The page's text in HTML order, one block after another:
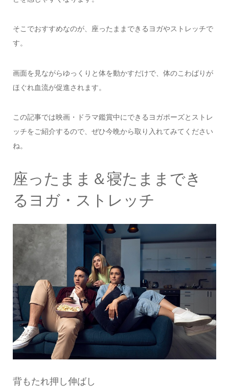
そこでおすすめなのが、座ったままできるヨガやストレッチで
す。
画面を見ながらゆっくりと体を動かすだけで、体のこわばりが
ほぐれ血流が促進されます。
この記事では映画・ドラマ鑑賞中にできるヨガポーズとストレ
ッチをご紹介するので、ぜひ今晩から取り入れてみてください
ね。
座ったまま＆寝たままでき
るヨガ・ストレッチ
背もたれ押し伸ばし